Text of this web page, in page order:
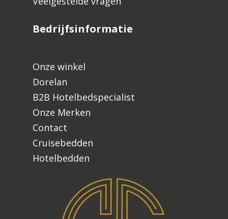
Bedrijfsinformatie
Onze winkel
Dorelan
B2B Hotelbedspecialist
Onze Merken
Contact
Cruisebedden
Hotelbedden